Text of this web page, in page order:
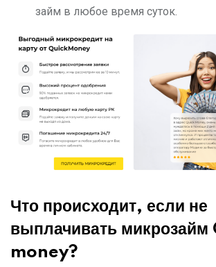
займ в любое время суток.
Что происходит, если не
выплачивать
money?